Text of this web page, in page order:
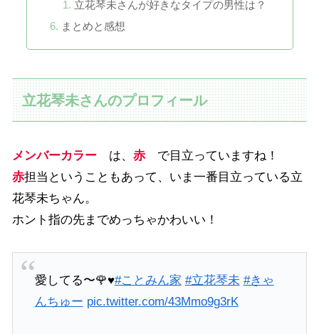
立花琴未さんが好きなタイプの男性は？
まとめと感想
立花琴未さんのプロフィール
メンバーカラー は、 赤 で目立っていますね！
赤担当ということもあって、いま一番目立っている立
花琴未ちゃん。
ホント指の先までめっちゃかわいい！
愛してる〜🌹♥️#ことみん家 #立花琴未 #きゃ
んちゅー pic.twitter.com/43Mmo9g3rK